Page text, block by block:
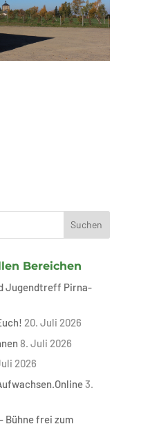
Bereichen
Jugendtreff Pirna-
20. Juli 2026
8. Juli 2026
2026
3.
Bühne frei zum